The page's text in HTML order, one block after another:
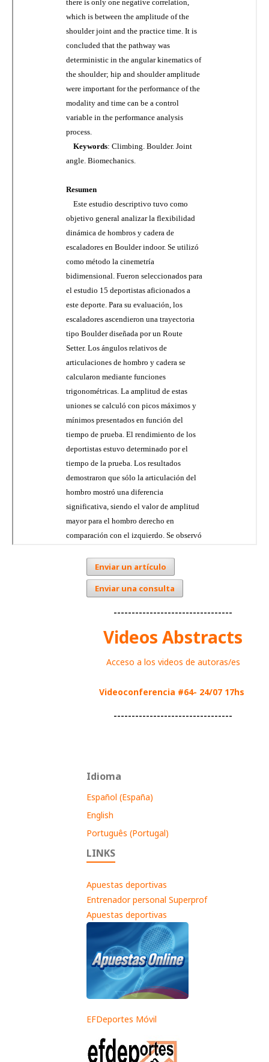
Enviar un artículo
Enviar una consulta
---------------------------------
Videos Abstracts
Acceso a los videos de autoras/es
Videoconferencia #64- 24/07 17hs
---------------------------------
Idioma
Español (España)
English
Português (Portugal)
LINKS
Apuestas deportivas
Entrenador personal Superprof
Apuestas deportivas
EFDeportes Móvil